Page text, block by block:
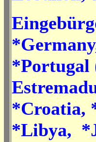
*Portugal
*Croatia,
*Libya,